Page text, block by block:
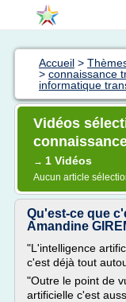
Accueil >
> connaissance
informatique
Vidéos
→ 1 Vidéos
Aucun article
Qu'est-ce que
Amandine
"L'intelligence
c'est déjà tout
"Outre le point de
artificielle c'est